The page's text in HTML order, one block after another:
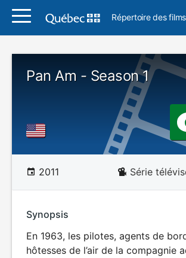
Répertoire des
Pan Am - Season 1
2011 Série
Synopsis
En 1963, les pilotes, agents de
hôtesses de l’air de la compagnie